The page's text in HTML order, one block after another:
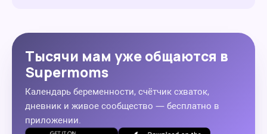
Тысячи мам уже общаются в
Supermoms
Календарь беременности, счётчик схваток,
дневник и живое сообщество — бесплатно в
приложении.